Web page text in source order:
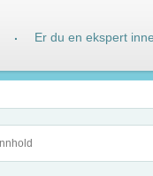
· Er du en ekspert